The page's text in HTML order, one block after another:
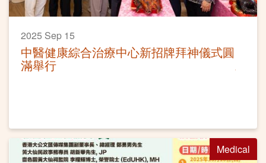
2025 Sep 15
中醫健康綜合治療中心新招牌拜神儀式圓
滿舉行
Medical